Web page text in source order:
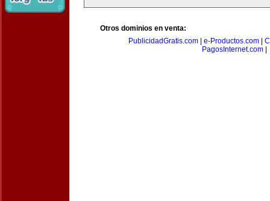
Otros dominios en venta:
PublicidadGratis.com
e-Productos.com
PagosInternet.com